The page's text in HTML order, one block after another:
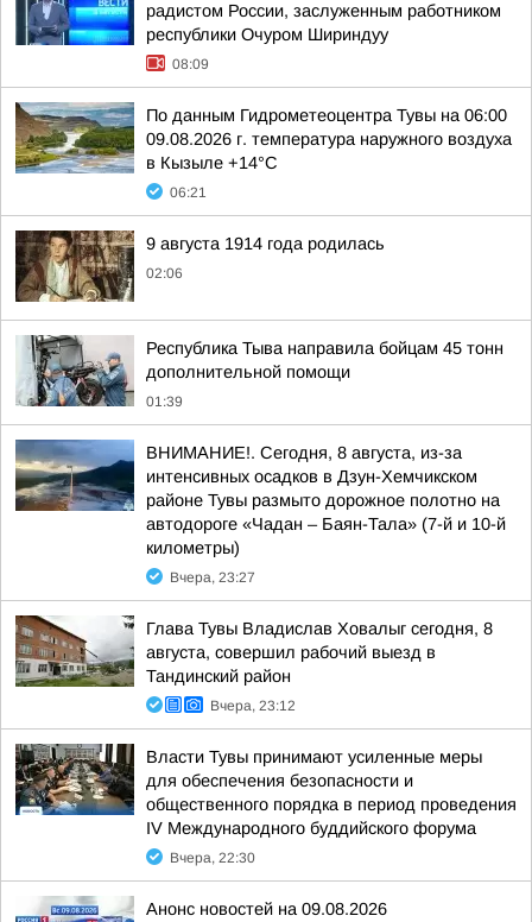
радистом России, заслуженным работником
республики Очуром Шириндуу
08:09
По данным Гидрометеоцентра Тувы на 06:00
09.08.2026 г. температура наружного воздуха
в Кызыле +14°С
06:21
9 августа 1914 года родилась
02:06
Республика Тыва направила бойцам 45 тонн
дополнительной помощи
01:39
ВНИМАНИЕ!. Сегодня, 8 августа, из-за
интенсивных осадков в Дзун-Хемчикском
районе Тувы размыто дорожное полотно на
автодороге «Чадан – Баян-Тала» (7-й и 10-й
километры)
Вчера, 23:27
Глава Тувы Владислав Ховалыг сегодня, 8
августа, совершил рабочий выезд в
Тандинский район
Вчера, 23:12
Власти Тувы принимают усиленные меры
для обеспечения безопасности и
общественного порядка в период проведения
IV Международного буддийского форума
Вчера, 22:30
Анонс новостей на 09.08.2026